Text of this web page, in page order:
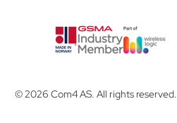
© 2026 Com4 AS. All rights reserved.